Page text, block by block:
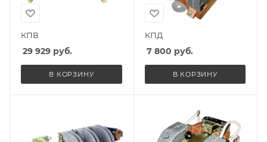
КПВ
29 929 руб.
В КОРЗИНУ
КПД
7 800 руб.
В КОРЗИНУ